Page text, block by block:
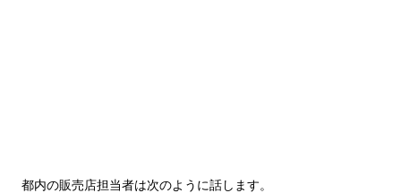
都内の販売店担当者は次のように話します。